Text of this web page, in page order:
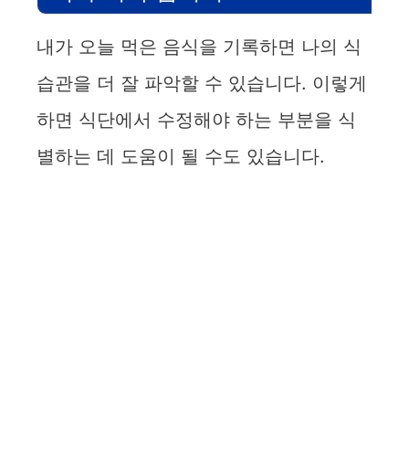
내가 오늘 먹은 음식을 기록하면 나의 식
습관을 더 잘 파악할 수 있습니다. 이렇게
하면 식단에서 수정해야 하는 부분을 식
별하는 데 도움이 될 수도 있습니다.